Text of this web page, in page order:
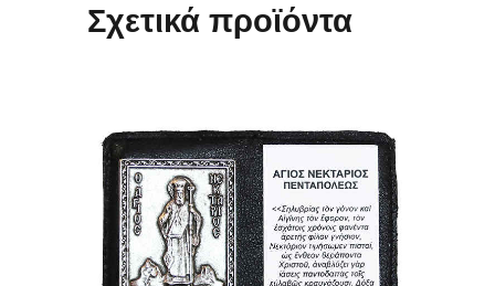
Σχετικά προϊόντα